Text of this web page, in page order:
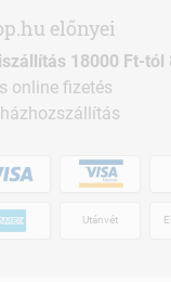
előnyei
18000 Ft-tól
online fizetés
Utánvét